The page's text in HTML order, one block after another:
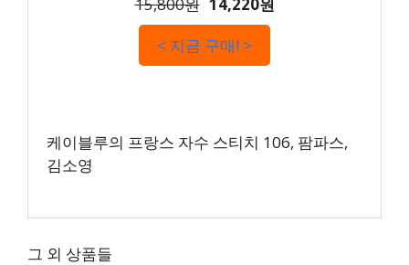
< 지금 구매! >
케이블루의 프랑스 자수 스티치 106, 팜파스,
김소영
그 외 상품들